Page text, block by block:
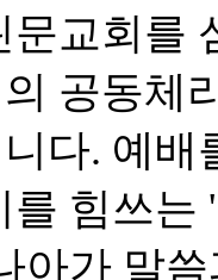
문교회를
공동체
다. 예
를 힘쓰
아가 말